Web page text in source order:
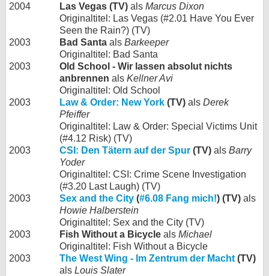
2004
Las Vegas (TV) als Marcus Dixon
Originaltitel: Las Vegas (#2.01 Have You Ever
Seen the Rain?) (TV)
2003
Bad Santa als Barkeeper
Originaltitel: Bad Santa
2003
Old School - Wir lassen absolut nichts
anbrennen als Kellner Avi
Originaltitel: Old School
2003
Law & Order: New York (TV) als Derek
Pfeiffer
Originaltitel: Law & Order: Special Victims Unit
(#4.12 Risk) (TV)
2003
CSI: Den Tätern auf der Spur (TV) als Barry
Yoder
Originaltitel: CSI: Crime Scene Investigation
(#3.20 Last Laugh) (TV)
2003
Sex and the City (#6.08 Fang mich!) (TV) als
Howie Halberstein
Originaltitel: Sex and the City (TV)
2003
Fish Without a Bicycle als Michael
Originaltitel: Fish Without a Bicycle
2003
The West Wing - Im Zentrum der Macht (TV)
als Louis Slater